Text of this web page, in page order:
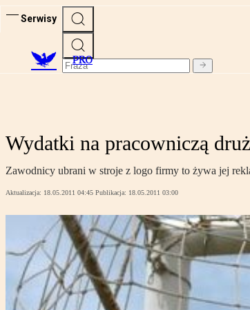
Serwisy
PRO
Wydatki na pracowniczą
Zawodnicy ubrani w stroje z logo firmy to żywa jej
Aktualizacja: 18.05.2011 04:45 Publikacja: 18.05.2011 03:00